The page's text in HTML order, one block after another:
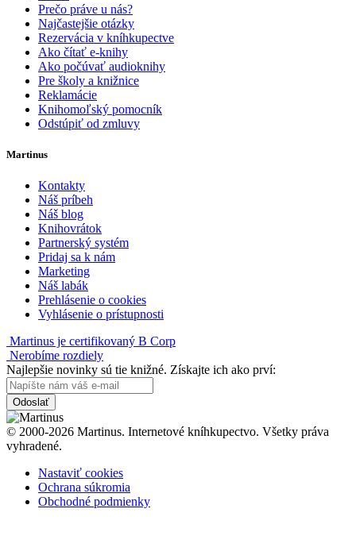
Prečo práve u nás?
Najčastejšie otázky
Rezervácia v kníhkupectve
Ako čítať e-knihy
Ako počúvať audioknihy
Pre školy a knižnice
Reklamácie
Knihomoľský pomocník
Odstúpiť od zmluvy
Martinus
Kontakty
Náš príbeh
Náš blog
Knihovrátok
Partnerský systém
Pridaj sa k nám
Marketing
Náš labák
Prehlásenie o cookies
Vyhlásenie o prístupnosti
Martinus je certifikovaný B Corp
Nerobíme rozdiely
Najlepšie novinky sú tie knižné. Získajte ich ako prví:
Odoslať
© 2000-2026 Martinus. Internetové kníhkupectvo. Všetky práva
vyhradené.
Nastaviť cookies
Ochrana súkromia
Obchodné podmienky